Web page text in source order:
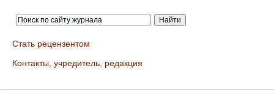
Стать рецензентом
Контакты, учредитель, редакция